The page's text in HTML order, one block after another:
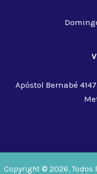
Apóstol Bernabé
Copyright © 2026. Todos